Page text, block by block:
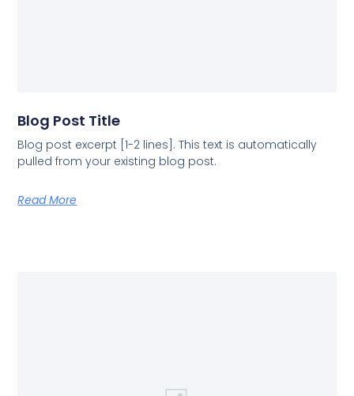
Blog Post Title
Blog post excerpt [1-2 lines]. This text is automatically
pulled from your existing blog post.
Read More